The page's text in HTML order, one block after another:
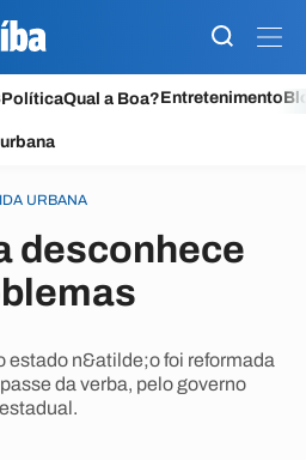
PolíticaQual a Boa?Entretenimento
URBANA
desconhece
estado n&atilde;o foi reformada
da verba, pelo governo
estadual.